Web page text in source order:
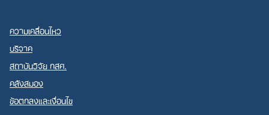
ความเคลื่อนไหว
บริจาค
สถาบันวิจัย กสศ.
คลังสมอง
ข้อตกลงและเงื่อนไข